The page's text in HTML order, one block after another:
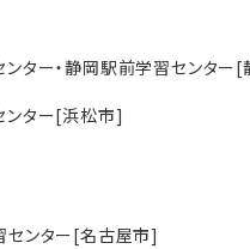
ター・静岡駅前学習センター[
ンター[浜松市]
センター[名古屋市]